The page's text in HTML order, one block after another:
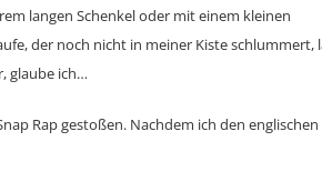
langen Schenkel oder mit einem kleinen
der noch nicht in meiner Kiste schlummert,
glaube ich…
Rap gestoßen. Nachdem ich den